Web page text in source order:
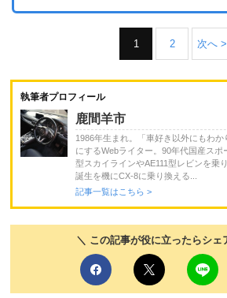
1 2 次へ >
執筆者プロフィール
鹿間羊市
1986年生まれ。「車好き以外にもわ
にするWebライター。90年代国産ス
型スカイラインやAE111型レビンを乗
誕生を機にCX-8に乗り換える...
記事一覧はこちら >
＼ この記事が役に立ったらシェ